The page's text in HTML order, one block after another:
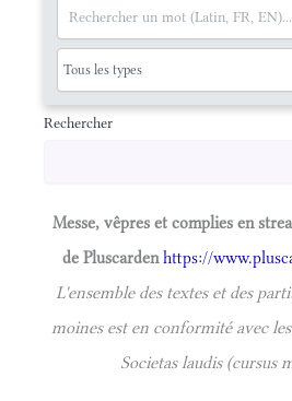
Rechercher
Messe, vêpres et complies en
de Pluscardenhttps://
L'ensemble des textes et des
moines est en conformité avec
Societas laudis (cursus